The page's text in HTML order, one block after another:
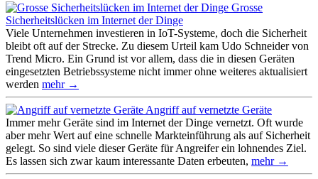
Grosse
Sicherheitslücken im Internet der Dinge
Viele Unternehmen investieren in IoT-Systeme, doch die Sicherheit
bleibt oft auf der Strecke. Zu diesem Urteil kam Udo Schneider von
Trend Micro. Ein Grund ist vor allem, dass die in diesen Geräten
eingesetzten Betriebssysteme nicht immer ohne weiteres aktualisiert
werden mehr →
Angriff auf vernetzte Geräte
Immer mehr Geräte sind im Internet der Dinge vernetzt. Oft wurde
aber mehr Wert auf eine schnelle Markteinführung als auf Sicherheit
gelegt. So sind viele dieser Geräte für Angreifer ein lohnendes Ziel.
Es lassen sich zwar kaum interessante Daten erbeuten, mehr →